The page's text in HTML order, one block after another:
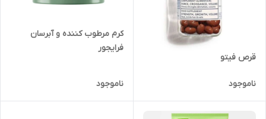
قرص فیتو
ناموجود
کرم مرطوب کننده و آبرسان
فرایجور
ناموجود